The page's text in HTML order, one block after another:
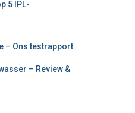
5 IPL-
– Ons testrapport
– Review &